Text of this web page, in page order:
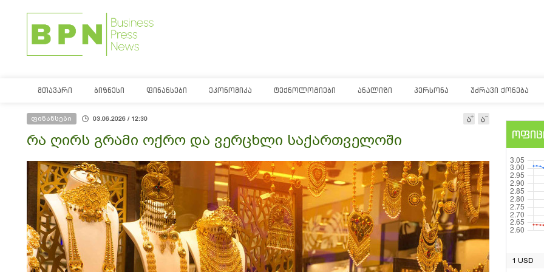
ᲛᲗᲐᲕᲐᲠᲘ ᲑᲘᲖᲜᲔᲡᲘ ᲤᲘᲜᲐᲜᲡᲔᲑᲘ ᲔᲙᲝᲜᲝᲛᲘᲙᲐ ᲢᲔᲥᲜᲝᲚᲝᲒᲘᲔᲑᲘ ᲐᲜᲐᲚᲘᲖᲘ ᲞᲔᲠᲡᲝᲜᲐ ᲣᲫᲠᲐᲕᲘ ᲥᲝᲜᲔᲑᲐ
ფინანსები 03.06.2026 / 12:30
რა ღირს გრამი ოქრო და ვერცხლი საქართველოში
1 USD